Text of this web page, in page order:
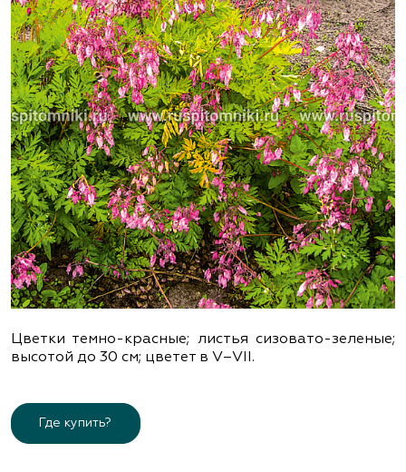
Цветки темно-красные; листья сизовато-зеленые;
высотой до 30 см; цветет в V–VІІ.
Где купить?